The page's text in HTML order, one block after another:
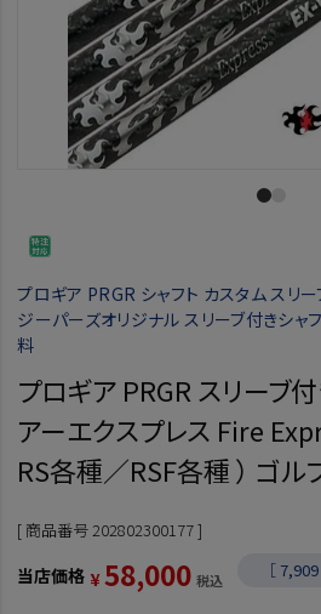
プロギア PRGR シャフト カスタム スリ
ジーパーズオリジナル スリーブ付きシ
料
プロギア PRGR スリーブ付
アーエクスプレス Fire
RS各種／RSF各種 ） ゴル
商品番号202802300177
当店価格 ¥58,000 税込 ［ 7,909